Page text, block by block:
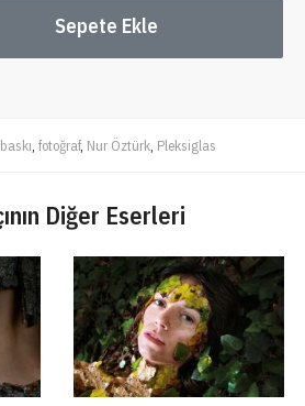
Sepete Ekle
, fotoğraf, Nur Öztürk, Pleksiglas
Diğer Eserleri